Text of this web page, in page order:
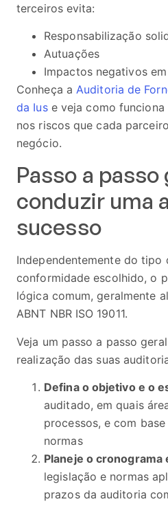
terceiros evita:
Responsabilização
Autuações
Impactos negativos
Conheça a Auditoria de
da Iuse veja como
nos riscos que cada
negócio.
Passo a passo
conduzir uma
sucesso
Independentemente do tipo
conformidade escolhido, o
lógica comum, geralmente
ABNT NBR ISO 19011.
Veja um passo a passo
realização das suas
Defina o objetivo e o
auditado, em quais
processos, e com
normas
Planeje o cronograma
legislação e normas
prazos da auditoria